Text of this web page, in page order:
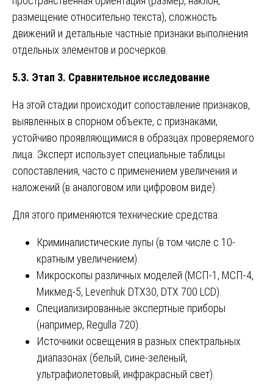
размещение относительно текста), сложность
движений и детальные частные признаки выполнения
отдельных элементов и росчерков.
5.3. Этап 3. Сравнительное исследование
На этой стадии происходит сопоставление признаков,
выявленных в спорном объекте, с признаками,
устойчиво проявляющимися в образцах проверяемого
лица. Эксперт использует специальные таблицы
сопоставления, часто с применением увеличения и
наложений (в аналоговом или цифровом виде).
Для этого применяются технические средства:
Криминалистические лупы (в том числе с 10-
кратным увеличением).
Микроскопы различных моделей (МСП-1, МСП-4,
Микмед-5, Levenhuk DTX30, DTX 700 LCD).
Специализированные экспертные приборы
(например, Regulla 720).
Источники освещения в разных спектральных
диапазонах (белый, сине-зеленый,
ультрафиолетовый, инфракрасный свет).